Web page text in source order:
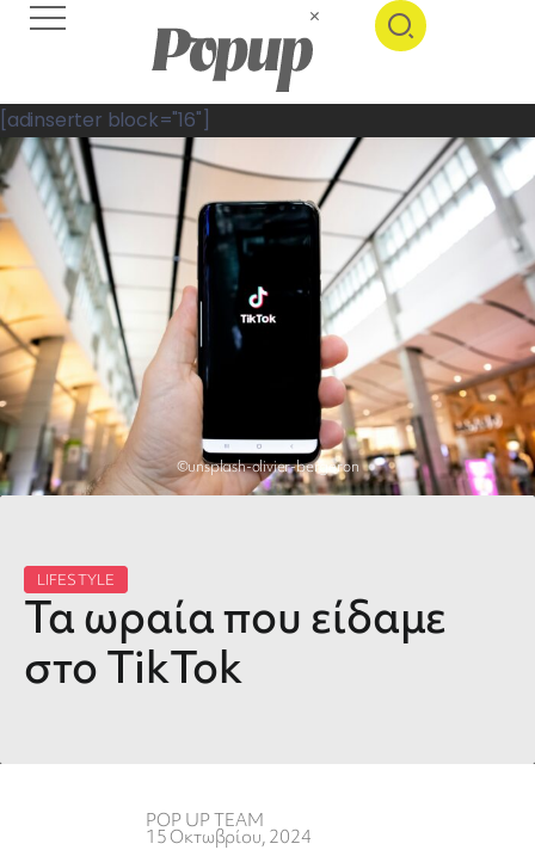
[adinserter block="16"]
LIFESTYLE
Τα ωραία που είδαμε
στο TikTok
©unsplash-olivier-bergeron
POP UP TEAM
15 Οκτωβρίου, 2024